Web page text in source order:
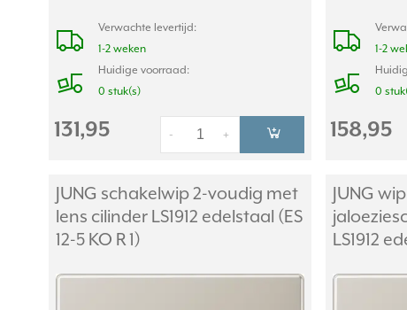
Verwachte levertijd:
1-2 weken
Huidige voorraad:
0 stuk(s)
131,95 +
-
1-2
0
158,95
JUNG schakelwip 2-voudig met
lens cilinder LS1912 edelstaal (ES
12-5 KO R 1)
JUNG
LS1912